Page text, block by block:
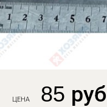
ЦЕНА 85